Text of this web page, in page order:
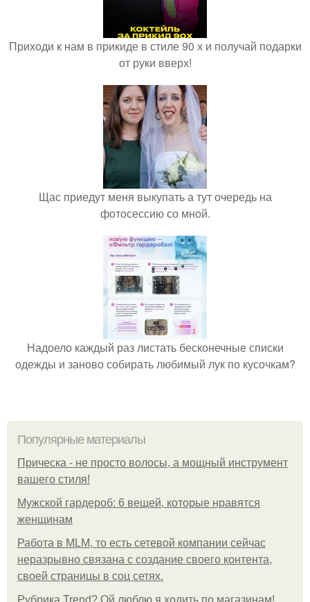
Приходи к нам в прикиде в стиле 90 х и получай подарки
от руки вверх!
Щас приедут меня выкупать а тут очередь на
фотосессию со мной.
Надоело каждый раз листать бесконечные списки
одежды и заново собирать любимый лук по кусочкам?
Популярные материалы
Прическа - не просто волосы, а мощный инструмент
вашего стиля!
Мужской гардероб: 6 вещей, которые нравятся
женщинам
Работа в MLM, то есть сетевой компании сейчас
неразрывно связана с создание своего контента,
своей страницы в соц сетях.
Рубрика Trend? Ой люблю я ходить по магазинам!